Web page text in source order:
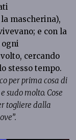
mascherina),
e con la
ogni
cercando
stesso tempo.
per prima cosa di
sudo molto. Cose
togliere dalla